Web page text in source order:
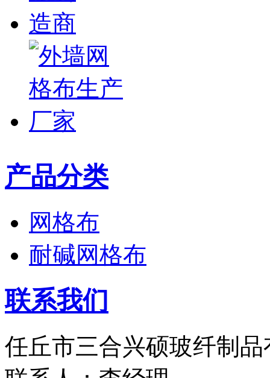
产品分类
网格布
耐碱网格布
联系我们
任丘市三合兴硕玻纤制